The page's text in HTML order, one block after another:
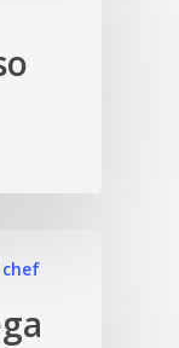
chef